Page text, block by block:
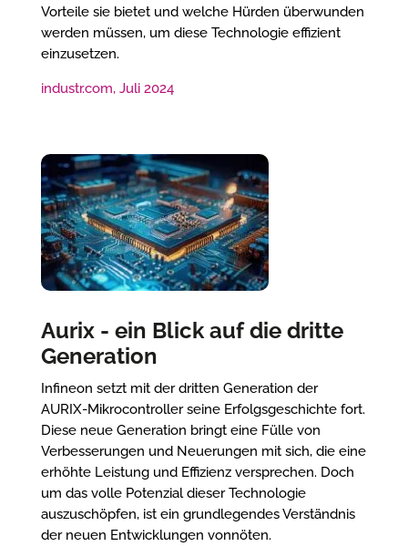
Vorteile sie bietet und welche Hürden überwunden
werden müssen, um diese Technologie effizient
einzusetzen.
industr.com, Juli 2024
Aurix - ein Blick auf die dritte
Generation
Infineon setzt mit der dritten Generation der
AURIX-Mikrocontroller seine Erfolgsgeschichte fort.
Diese neue Generation bringt eine Fülle von
Verbesserungen und Neuerungen mit sich, die eine
erhöhte Leistung und Effizienz versprechen. Doch
um das volle Potenzial dieser Technologie
auszuschöpfen, ist ein grundlegendes Verständnis
der neuen Entwicklungen vonnöten.